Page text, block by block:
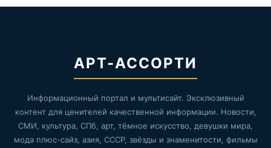
АРТ-АССОРТИ
Информационный портал и мультисайт. Эксклюзивный
контент для ценителей качественной информации. Новости,
СМИ, культура, СПб, арт, тёмное искусство, девушки мира,
мода плюс-сайз, азия, СССР, звёзды и знаменитости, фильмы